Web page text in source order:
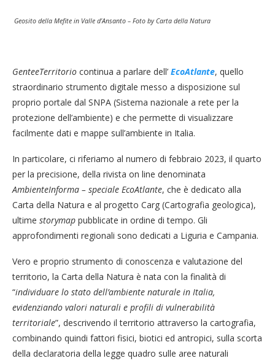
Geosito della Mefite in Valle d’Ansanto – Foto by Carta della Natura
GenteeTerritorio continua a parlare dell’ EcoAtlante, quello
straordinario strumento digitale messo a disposizione sul
proprio portale dal SNPA (Sistema nazionale a rete per la
protezione dell’ambiente) e che permette di visualizzare
facilmente dati e mappe sull’ambiente in Italia.
In particolare, ci riferiamo al numero di febbraio 2023, il quarto
per la precisione, della rivista on line denominata
AmbienteInforma – speciale EcoAtlante, che è dedicato alla
Carta della Natura e al progetto Carg (Cartografia geologica),
ultime storymap pubblicate in ordine di tempo. Gli
approfondimenti regionali sono dedicati a Liguria e Campania.
Vero e proprio strumento di conoscenza e valutazione del
territorio, la Carta della Natura è nata con la finalità di
“individuare lo stato dell’ambiente naturale in Italia,
evidenziando valori naturali e profili di vulnerabilità
territoriale”, descrivendo il territorio attraverso la cartografia,
combinando quindi fattori fisici, biotici ed antropici, sulla scorta
della declaratoria della legge quadro sulle aree naturali